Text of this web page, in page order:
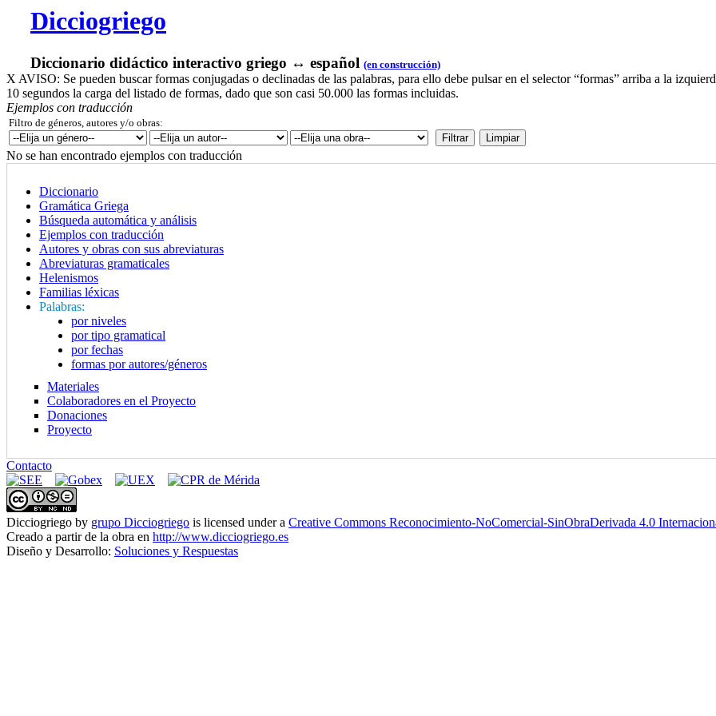
Dicciogriego
Diccionario didáctico interactivo griego ↔ español (en construcción)
X AVISO: Se pueden buscar formas conjugadas o declinadas de las palabras, para ello debe pulsar en el selector “formas” arriba a la
10 segundos la carga del listado de formas, dado que son casi 50.000 las formas incluidas.
Ejemplos con traducción
Filtro de géneros, autores y/o obras:
No se han encontrado ejemplos con traducción
Diccionario
Gramática Griega
Búsqueda automática y análisis
Ejemplos con traducción
Autores y obras con sus abreviaturas
Abreviaturas gramaticales
Helenismos
Familias léxicas
Palabras:
por niveles
por tipo gramatical
por fechas
formas por autores/géneros
Materiales
Colaboradores en el Proyecto
Donaciones
Proyecto
Contacto
Dicciogriego by grupo Dicciogriego is licensed under a Creative Commons Reconocimiento-NoComercial-SinObraDerivada 4.0
Creado a partir de la obra en http://www.dicciogriego.es
Diseño y Desarrollo: Soluciones y Respuestas